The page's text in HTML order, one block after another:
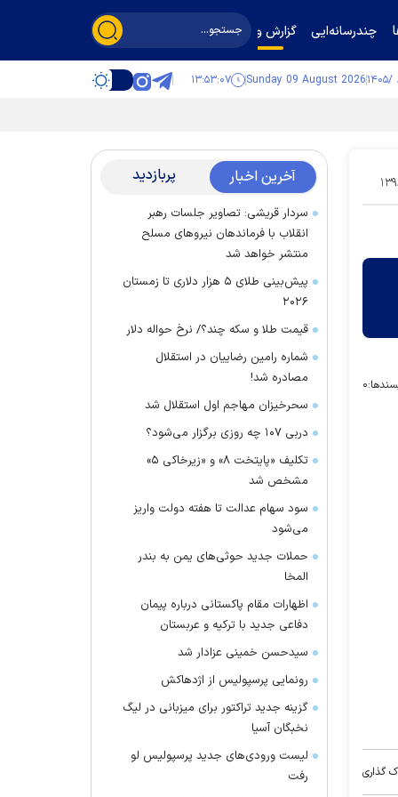
چندرسانه‌ایی گزارش و گفت‌وگو
Sunday 09 August 2026 ۱۳:۵۳:۰۸
۲۵
۰
گذاری
آخرین اخبار پربازدید
سردار قریشی: تصاویر جلسات رهبر
انقلاب با فرماندهان نیرو‌های مسلح
منتشر خواهد شد
پیش‌بینی طلای ۵ هزار دلاری تا زمستان
۲۰۲۶
قیمت طلا و سکه چند؟/ نرخ حواله دلار
شماره رامین رضاییان در استقلال
مصادره شد!
سحرخیزان مهاجم اول استقلال شد
دربی ۱۰۷ چه روزی برگزار می‌شود؟
تکلیف «پایتخت ۸» و «زیرخاکی ۵»
مشخص شد
سود سهام عدالت تا هفته دولت واریز
می‌شود
حملات جدید حوثی‌های یمن به بندر
المخا
اظهارات مقام پاکستانی درباره پیمان
دفاعی جدید با ترکیه و عربستان
سیدحسن خمینی عزادار شد
رونمایی پرسپولیس از اژدهاکش
گزینه جدید تراکتور برای میزبانی در لیگ
نخبگان آسیا
لیست ورودی‌های جدید پرسپولیس لو
رفت